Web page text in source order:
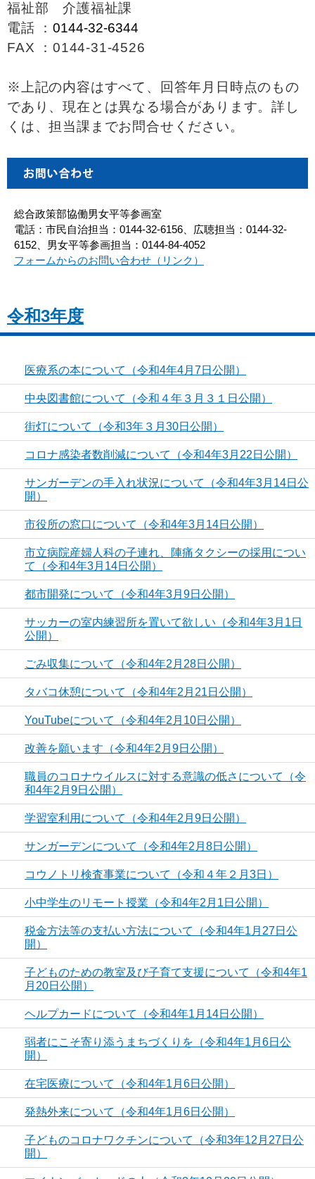
福祉部 介護福祉課
電話 ：0144-32-6344
FAX ：0144-31-4526
※上記の内容はすべて、回答年月日時点のもの
であり、現在とは異なる場合があります。詳し
くは、担当課までお問合せください。
総合政策部協働男女平等参画室
電話：市民自治担当：0144-32-6156、広聴担当：0144-32-
6152、男女平等参画担当：0144-84-4052
フォームからのお問い合わせ（リンク）
令和3年度
医療系の本について（令和4年4月7日公開）
中央図書館について（令和４年３月３１日公開）
街灯について（令和3年３月30日公開）
コロナ感染者数削減について（令和4年3月22日公開）
サンガーデンの手入れ状況について（令和4年3月14日公
開）
市役所の窓口について（令和4年3月14日公開）
市立病院産婦人科の子連れ、陣痛タクシーの採用につい
て（令和4年3月14日公開）
都市開発について（令和4年3月9日公開）
サッカーの室内練習所を置いて欲しい（令和4年3月1日
公開）
ごみ収集について（令和4年2月28日公開）
タバコ休憩について（令和4年2月21日公開）
YouTubeについて（令和4年2月10日公開）
改善を願います（令和4年2月9日公開）
職員のコロナウイルスに対する意識の低さについて（令
和4年2月9日公開）
学習室利用について（令和4年2月9日公開）
サンガーデンについて（令和4年2月8日公開）
コウノトリ検査事業について（令和４年２月3日）
小中学生のリモート授業（令和4年2月1日公開）
税金方法等の支払い方法について（令和4年1月27日公
開）
子どものための教室及び子育て支援について（令和4年1
月20日公開）
ヘルプカードについて（令和4年1月14日公開）
弱者にこそ寄り添うまちづくりを（令和4年1月6日公
開）
在宅医療について（令和4年1月6日公開）
発熱外来について（令和4年1月6日公開）
子どものコロナワクチンについて（令和3年12月27日公
開）